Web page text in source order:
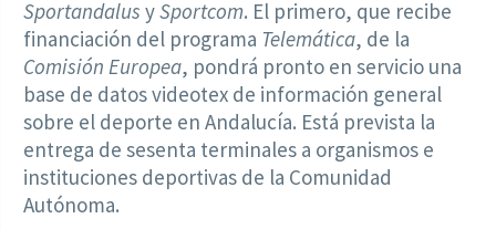
Sportandalus ySportcom. El primero, que recibe
financiación del programa Telemática, de la
Comisión Europea, pondrá pronto en servicio una
base de datos videotex de información general
sobre el deporte en Andalucía. Está prevista la
entrega de sesenta terminales a organismos e
instituciones deportivas de la Comunidad
Autónoma.